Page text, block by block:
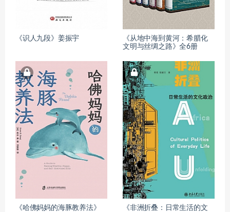
《识人九段》姜振宇
《从地中海到黄河：希腊化
文明与丝绸之路》全6册
《哈佛妈妈的海豚教养法》
《非洲折叠：日常生活的文